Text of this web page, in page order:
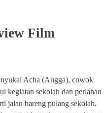
Film
Acha (Angga), cowok
kegiatan sekolah dan perlahan
jalan bareng pulang sekolah.